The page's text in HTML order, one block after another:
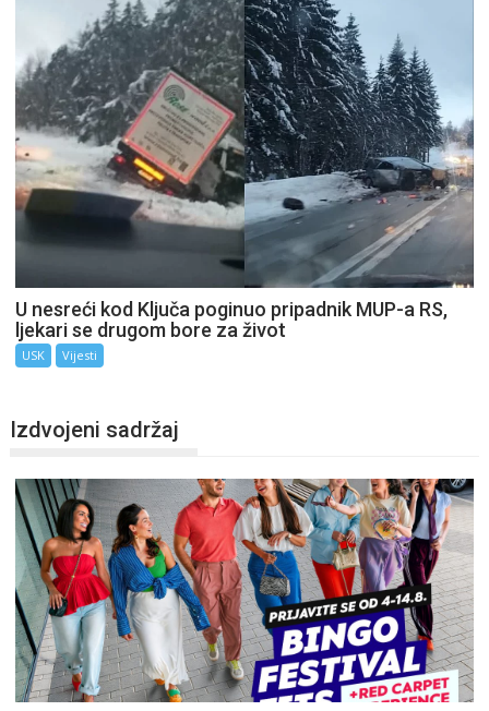
U nesreći kod Ključa poginuo pripadnik MUP-a RS,
ljekari se drugom bore za život
USK Vijesti
Izdvojeni sadržaj